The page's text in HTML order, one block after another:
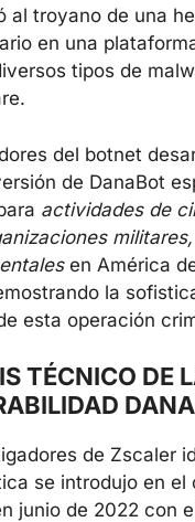
al troyano de una
en una
tipos de
del botnet
de DanaBot
actividades de
en América
la
esta operación
TÉCNICO DE
de Zscaler
se introdujo en el
junio de 2022 con